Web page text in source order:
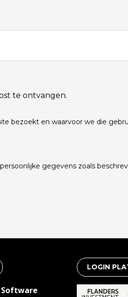
te ontvangen.
bezoekt en waarvoor we die
gegevens zoals
Software
LOGIN